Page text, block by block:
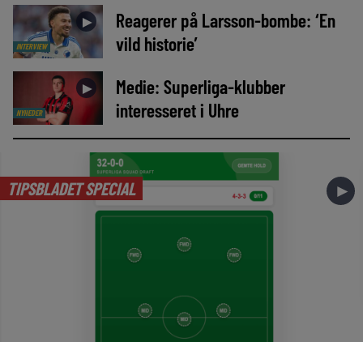
INTERVIEW
►
Reagerer på Larsson-bombe: ‘En
vild historie’
NYHEDER
►
Medie: Superliga-klubber
interesseret i Uhre
TIPSBLADET SPECIAL ►